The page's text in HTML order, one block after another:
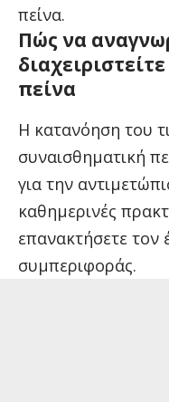
πείνα.
Πώς να
πείνα
Η κατανόηση του
συναισθηματική
για την
καθημερινές
επανακτήσετε τον
συμπεριφοράς.